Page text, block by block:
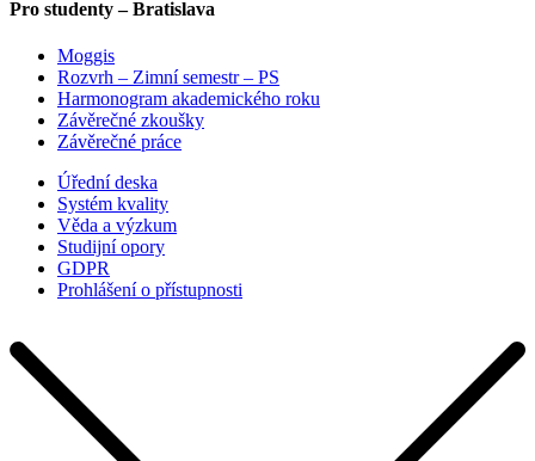
Pro studenty – Bratislava
Moggis
Rozvrh – Zimní semestr – PS
Harmonogram akademického roku
Závěrečné zkoušky
Závěrečné práce
Úřední deska
Systém kvality
Věda a výzkum
Studijní opory
GDPR
Prohlášení o přístupnosti